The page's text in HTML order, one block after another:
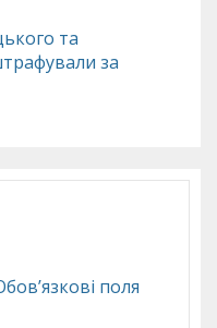
та
за
поля